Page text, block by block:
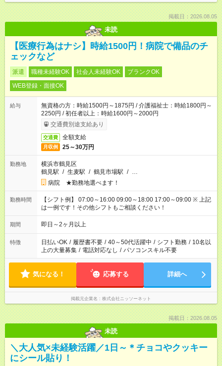
掲載日：2026.08.05
未読
【医療行為はナシ】時給1500円！病院で備品のチ
ェックなど
派遣 職種未経験OK 社会人未経験OK
ブランクOK
WEB登録・面接OK
給与
無資格の方：時給1500円～1875円 / 介護福祉士：時給1800円～
2250円 / 初任者以上：時給1600円～2000円
交通費別途支給あり
交通費 全額支給
月収例 25～30万円
勤務地
横浜市鶴見区
鶴見駅 / 生麦駅 / 鶴見市場駅 / …
病院 ★勤務地選べます！
勤務時間
【シフト例】 07:00～16:00 09:00～18:00 17:00～09:00 ※ 上記
は一例です！その他シフトもご相談ください！
期間 即日～2ヶ月以上
特徴 日払いOK / 履歴書不要 / 40～50代活躍中 / シフト勤務 / 10名以
上の大量募集 / 電話対応なし / パソコンスキル不要
気になる！ 応募する 詳細へ
掲載元企業名 株式会社ニッソーネット
掲載日：2026.08.05
未読
＼大人気×未経験活躍／1日～＊チョコやクッキー
にシール貼り！